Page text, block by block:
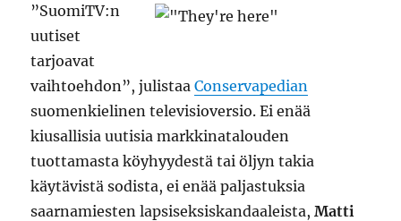
”SuomiTV:n
uutiset
tarjoavat
vaihtoehdon”, julistaaConservapedian
suomenkielinen televisioversio. Ei enää
kiusallisia uutisia markkinatalouden
tuottamasta köyhyydestä tai öljyn takia
käytävistä sodista, ei enää paljastuksia
saarnamiesten lapsiseksiskandaaleista,Matti